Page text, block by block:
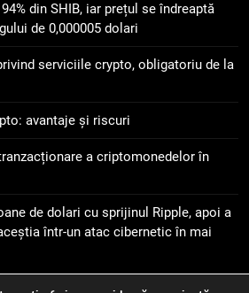
puțin de 24 de ore
Banii digitali și arhitectura
încrederii: O nouă viziune asupra
WhiteBIT și FC Barcelona
pentru a stimula implicarea
fanilor și inovarea în domeniul
STIRI
Lavazza utilizează tehnologia
din SHIB, iar prețul se îndreaptă
de 0,000005 dolari
serviciile crypto, obligatoriu de la
avantaje și riscuri
a criptomonedelor în
de dolari cu sprijinul Ripple, apoi a
într-un atac cibernetic în mai